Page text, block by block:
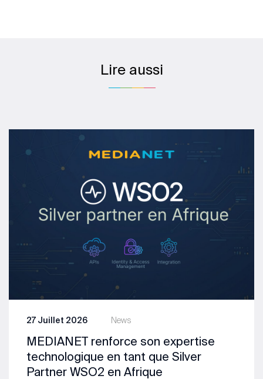
Lire aussi
News
27 Juillet 2026
MEDIANET renforce son expertise
technologique en tant que Silver
Partner WSO2 en Afrique